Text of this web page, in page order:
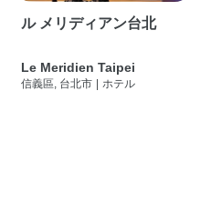
ル メリディアン台北
Le Meridien Taipei
信義區, 台北市 | ホテル